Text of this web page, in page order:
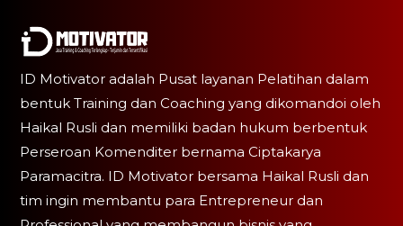
ID Motivator adalah Pusat layanan Pelatihan dalam
bentuk Training dan Coaching yang dikomandoi oleh
Haikal Rusli dan memiliki badan hukum berbentuk
Perseroan Komenditer bernama Ciptakarya
Paramacitra. ID Motivator bersama Haikal Rusli dan
tim ingin membantu para Entrepreneur dan